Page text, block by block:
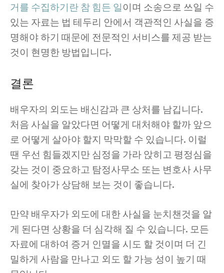
거를 수집하기란 참 힘든 일 이며 소송으로 쓰일 수
있는 자료는 법 테두리 안에서 객관적인 사실을 증
명해야 하기 때문에 전문적인 서비스를 제공 받는
것이 현명한 방법입니다.
결론
배우자의 외도는 배신감과 큰 상처를 남깁니다.
처음 사실을 알았다면 어떻게 대처해야 할까 앞으
로 어떻게 살아야 할지 막막할 수 있습니다. 이럴
땐 우선 힘들겠지만 심정을 가라 앉히고 평정심을
갖는 것이 중요하고 탐정사무소 또는 변호사 사무
실에 찾아가 상담해 보는 것이 좋습니다.
만약 배우자가 외도에 대한 사실을 눈치챈것을 알
게 된다면 상황을 더 심각해 질 수 있습니다. 모든
자료에 대하여 증거 인멸을 시도 할 것이며 더 긴
밀하게 사람을 만나고 외도 할 가능 성이 높기 때